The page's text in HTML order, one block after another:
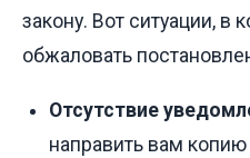
закону. Вот ситуации, в
обжаловать
Отсутствие
направить вам